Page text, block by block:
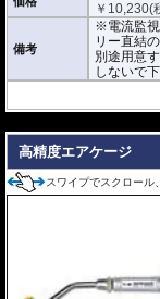
・2輪タイヤ 約4分
・小型4輪タイヤ 約6.5
・標準4輪タイヤ 約8.5
※電流監視機能搭載車両
ケット(品番 : W24060-
ます。車両のソケット
￥ 10,230(
備考
※電流監視
リー直結
別途用意
しないで下
高精度エアケージ
スワイプでスクロール